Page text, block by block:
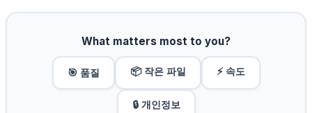
What matters most to you?
🎯 품질 📦 작은 파일 ⚡ 속도
🔒 개인정보